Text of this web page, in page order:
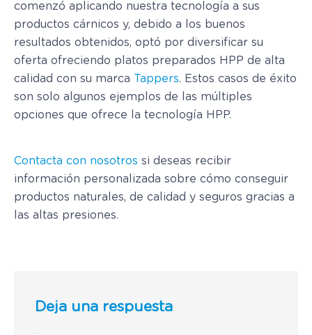
comenzó aplicando nuestra tecnología a sus
productos cárnicos y, debido a los buenos
resultados obtenidos, optó por diversificar su
oferta ofreciendo platos preparados HPP de alta
calidad con su marca Tappers. Estos casos de éxito
son solo algunos ejemplos de las múltiples
opciones que ofrece la tecnología HPP.
Contacta con nosotros si deseas recibir
información personalizada sobre cómo conseguir
productos naturales, de calidad y seguros gracias a
las altas presiones.
Deja una respuesta